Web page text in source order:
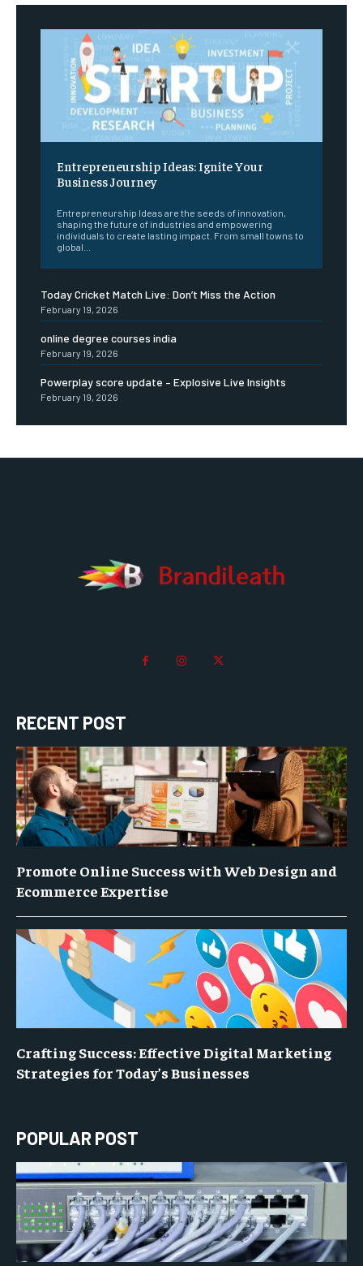
Entrepreneurship Ideas: Ignite Your
Business Journey
Entrepreneurship Ideas are the seeds of innovation,
shaping the future of industries and empowering
individuals to create lasting impact. From small towns to
global...
Today Cricket Match Live: Don’t Miss the Action
February 19, 2026
online degree courses india
February 19, 2026
Powerplay score update – Explosive Live Insights
February 19, 2026
RECENT POST
Promote Online Success with Web Design and
Ecommerce Expertise
Crafting Success: Effective Digital Marketing
Strategies for Today’s Businesses
POPULAR POST